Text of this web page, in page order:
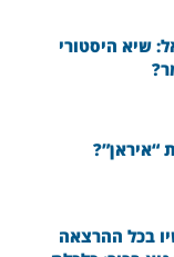
שיא היסטורי
בכל ההרצאה